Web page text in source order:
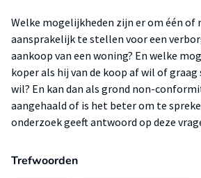
Welke mogelijkheden zijn er om één of
aansprakelijk te stellen voor een
aankoop van een woning? En welke
koper als hij van de koop af wil of graag
wil? En kan dan als grond non-
aangehaald of is het beter om te
onderzoek geeft antwoord op deze
Trefwoorden